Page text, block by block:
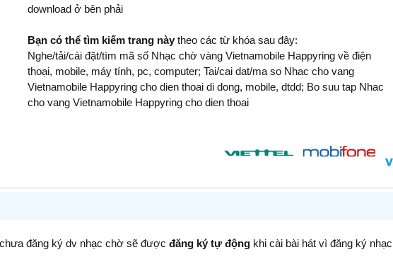
download ở bên phải
Bạn có thể tìm kiếm trang này theo các từ khóa sau đây:
Nghe/tải/cài đặt/tìm mã số Nhạc chờ vàng Vietnamobile Happyring về điện
thoại, mobile, máy tính, pc, computer; Tai/cai dat/ma so Nhac cho vang
Vietnamobile Happyring cho dien thoai di dong, mobile, dtdd; Bo suu tap Nhac
cho vang Vietnamobile Happyring cho dien thoai
đăng ký dv nhạc chờ sẽ được đăng ký tự độngkhi cài bài hát vì đăng ký